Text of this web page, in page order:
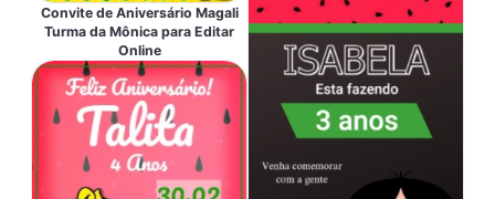
Convite de Aniversário Magali
Turma da Mônica para Editar
Online